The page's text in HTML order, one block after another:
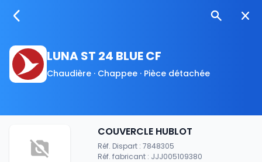
LUNA ST 24 BLUE CF
Chaudière · Chappee · Pièce détachée
COUVERCLE HUBLOT
Réf. Dispart : 7848305
Réf. fabricant : JJJ005109380